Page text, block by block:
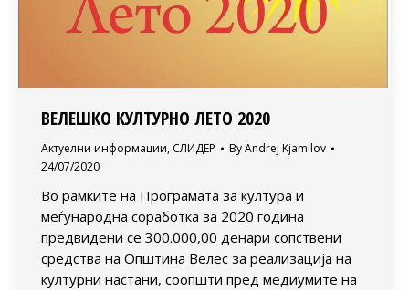
ВЕЛЕШКО КУЛТУРНО ЛЕТО 2020
Актуелни информации, СЛИДЕР ByAndrej Kjamilov
24/07/2020
Во рамките на Програмата за култура и
меѓународна соработка за 2020 година
предвидени се 300.000,00 денари сопствени
средства на Општина Велес за реализација на
културни настани, соопшти пред медиумите на